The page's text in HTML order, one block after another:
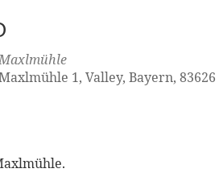
1, Valley, Bayern, 83626